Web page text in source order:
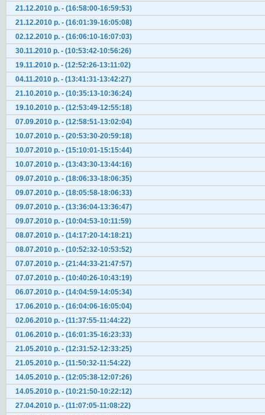
21.12.2010 р. - (16:58:00-16:59:53)
21.12.2010 р. - (16:01:39-16:05:08)
02.12.2010 р. - (16:06:10-16:07:03)
30.11.2010 р. - (10:53:42-10:56:26)
19.11.2010 р. - (12:52:26-13:11:02)
04.11.2010 р. - (13:41:31-13:42:27)
21.10.2010 р. - (10:35:13-10:36:24)
19.10.2010 р. - (12:53:49-12:55:18)
07.09.2010 р. - (12:58:51-13:02:04)
10.07.2010 р. - (20:53:30-20:59:18)
10.07.2010 р. - (15:10:01-15:15:44)
10.07.2010 р. - (13:43:30-13:44:16)
09.07.2010 р. - (18:06:33-18:06:35)
09.07.2010 р. - (18:05:58-18:06:33)
09.07.2010 р. - (13:36:04-13:36:47)
09.07.2010 р. - (10:04:53-10:11:59)
08.07.2010 р. - (14:17:20-14:18:21)
08.07.2010 р. - (10:52:32-10:53:52)
07.07.2010 р. - (21:44:33-21:47:57)
07.07.2010 р. - (10:40:26-10:43:19)
06.07.2010 р. - (14:04:59-14:05:34)
17.06.2010 р. - (16:04:06-16:05:04)
02.06.2010 р. - (11:37:55-11:44:22)
01.06.2010 р. - (16:01:35-16:23:33)
21.05.2010 р. - (12:31:52-12:33:25)
21.05.2010 р. - (11:50:32-11:54:22)
14.05.2010 р. - (12:05:38-12:07:26)
14.05.2010 р. - (10:21:50-10:22:12)
27.04.2010 р. - (11:07:05-11:08:22)